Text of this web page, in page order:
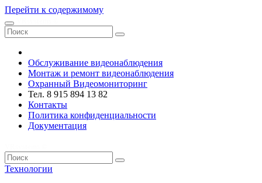
Перейти к содержимому
Обслуживание видеонаблюдения
Монтаж и ремонт видеонаблюдения
Охранный Видеомониторинг
Тел. 8 915 894 13 82
Контакты
Политика конфиденциальности
Документация
Технологии